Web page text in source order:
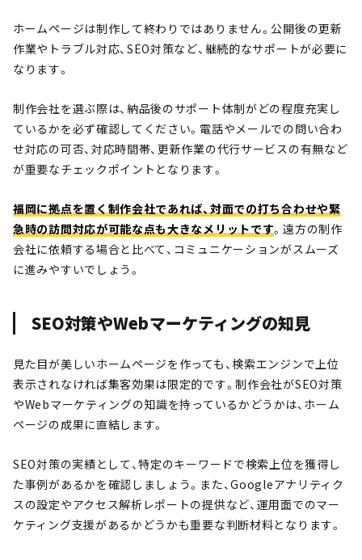
ホームページは制作して終わりではありません。公開後の更新
作業やトラブル対応、SEO対策など、継続的なサポートが必要に
なります。
制作会社を選ぶ際は、納品後のサポート体制がどの程度充実し
ているかを必ず確認してください。電話やメールでの問い合わ
せ対応の可否、対応時間帯、更新作業の代行サービスの有無など
が重要なチェックポイントとなります。
福岡に拠点を置く制作会社であれば、対面での打ち合わせや緊
急時の訪問対応が可能な点も大きなメリットです。遠方の制作
会社に依頼する場合と比べて、コミュニケーションがスムーズ
に進みやすいでしょう。
SEO対策やWebマーケティングの知見
見た目が美しいホームページを作っても、検索エンジンで上位
表示されなければ集客効果は限定的です。制作会社がSEO対策
やWebマーケティングの知識を持っているかどうかは、ホーム
ページの成果に直結します。
SEO対策の実績として、特定のキーワードで検索上位を獲得し
た事例があるかを確認しましょう。また、Googleアナリティク
スの設定やアクセス解析レポートの提供など、運用面でのマー
ケティング支援があるかどうかも重要な判断材料となります。